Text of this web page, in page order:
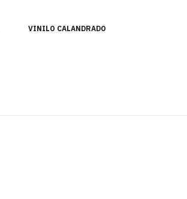
VINILO CALANDRADO